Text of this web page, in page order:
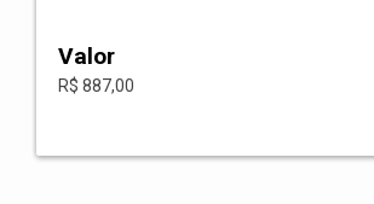
Valor
R$ 887,00